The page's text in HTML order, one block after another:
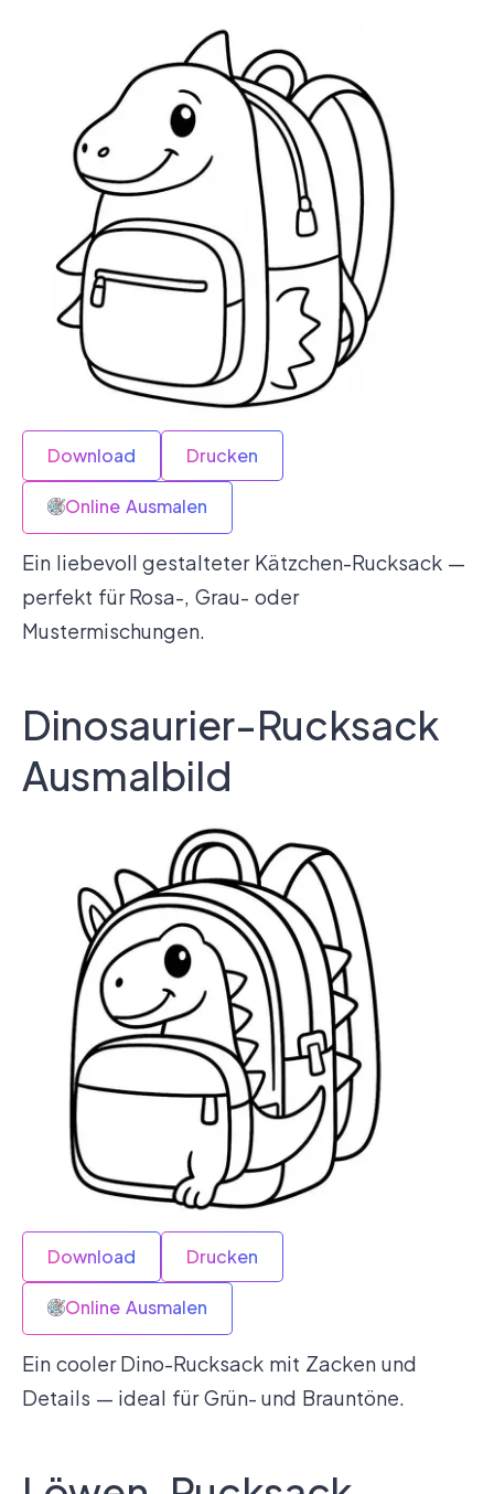
Download Drucken
Online Ausmalen
Ein liebevoll gestalteter Kätzchen-Rucksack —
perfekt für Rosa-, Grau- oder
Mustermischungen.
Dinosaurier-Rucksack
Ausmalbild
Download Drucken
Online Ausmalen
Ein cooler Dino-Rucksack mit Zacken und
Details — ideal für Grün- und Brauntöne.